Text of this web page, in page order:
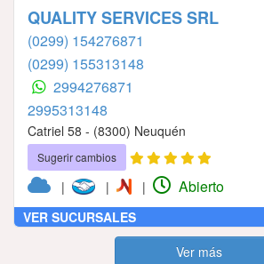
QUALITY SERVICES SRL
(0299) 154276871
(0299) 155313148
2994276871
2995313148
Catriel 58 - (8300) Neuquén
Sugerir cambios
| | | Abierto
VER SUCURSALES
Ver más